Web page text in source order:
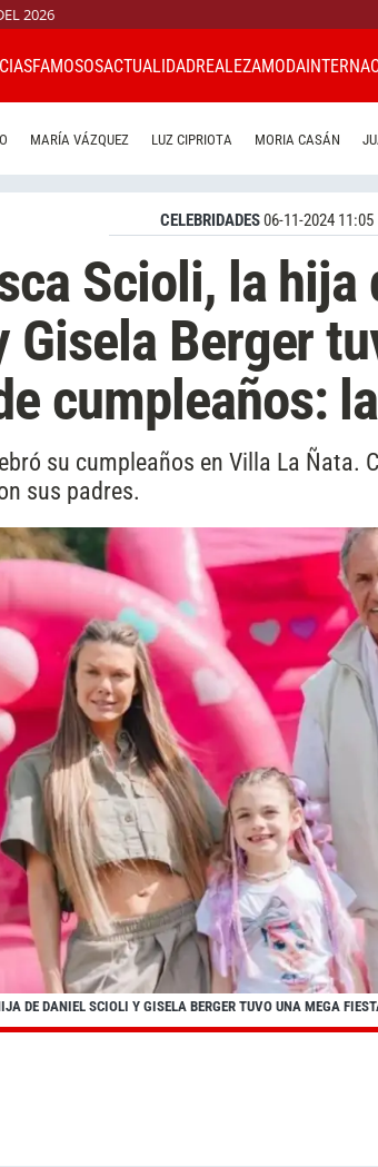
2026
FAMOSOSACTUALIDADREALEZAMODA
MARÍA VÁZQUEZ LUZ CIPRIOTA MORIA CASÁN
CELEBRIDADES06-11-2024 11:05
Scioli, la hija
Gisela Berger
cumpleaños:
su cumpleaños en Villa La Ñata.
sus padres.
DE DANIEL SCIOLI Y GISELA BERGER TUVO UNA MEGA